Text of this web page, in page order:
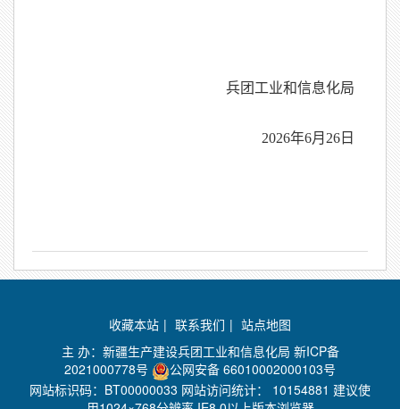
兵团工业和信息化局
2026年6月26日
收藏本站 | 联系我们 | 站点地图
主 办：新疆生产建设兵团工业和信息化局 新ICP备
2021000778号
公网安备 66010002000103号
网站标识码：BT00000033 网站访问统计： 10154881 建议使